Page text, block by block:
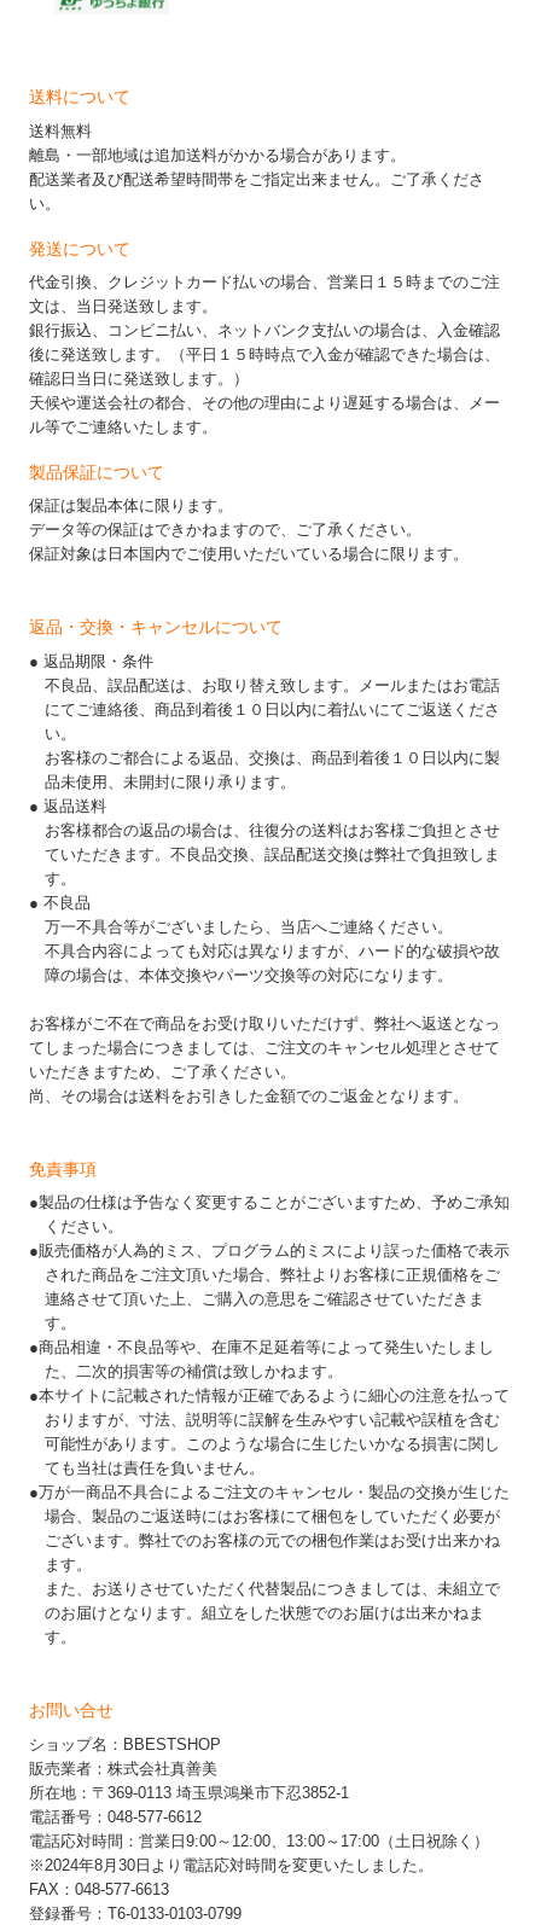
送料について
送料無料
離島・一部地域は追加送料がかかる場合があります。
配送業者及び配送希望時間帯をご指定出来ません。ご了承くださ
い。
発送について
代金引換、クレジットカード払いの場合、営業日１５時までのご注
文は、当日発送致します。
銀行振込、コンビニ払い、ネットバンク支払いの場合は、入金確認
後に発送致します。（平日１５時時点で入金が確認できた場合は、
確認日当日に発送致します。）
天候や運送会社の都合、その他の理由により遅延する場合は、メー
ル等でご連絡いたします。
製品保証について
保証は製品本体に限ります。
データ等の保証はできかねますので、ご了承ください。
保証対象は日本国内でご使用いただいている場合に限ります。
返品・交換・キャンセルについて
● 返品期限・条件
不良品、誤品配送は、お取り替え致します。メールまたはお電話
にてご連絡後、商品到着後１０日以内に着払いにてご返送くださ
い。
お客様のご都合による返品、交換は、商品到着後１０日以内に製
品未使用、未開封に限り承ります。
● 返品送料
お客様都合の返品の場合は、往復分の送料はお客様ご負担とさせ
ていただきます。不良品交換、誤品配送交換は弊社で負担致しま
す。
● 不良品
万一不具合等がございましたら、当店へご連絡ください。
不具合内容によっても対応は異なりますが、ハード的な破損や故
障の場合は、本体交換やパーツ交換等の対応になります。
お客様がご不在で商品をお受け取りいただけず、弊社へ返送となっ
てしまった場合につきましては、ご注文のキャンセル処理とさせて
いただきますため、ご了承ください。
尚、その場合は送料をお引きした金額でのご返金となります。
免責事項
●製品の仕様は予告なく変更することがございますため、予めご承知
ください。
●販売価格が人為的ミス、プログラム的ミスにより誤った価格で表示
された商品をご注文頂いた場合、弊社よりお客様に正規価格をご
連絡させて頂いた上、ご購入の意思をご確認させていただきま
す。
●商品相違・不良品等や、在庫不足延着等によって発生いたしまし
た、二次的損害等の補償は致しかねます。
●本サイトに記載された情報が正確であるように細心の注意を払って
おりますが、寸法、説明等に誤解を生みやすい記載や誤植を含む
可能性があります。このような場合に生じたいかなる損害に関し
ても当社は責任を負いません。
●万が一商品不具合によるご注文のキャンセル・製品の交換が生じた
場合、製品のご返送時にはお客様にて梱包をしていただく必要が
ございます。弊社でのお客様の元での梱包作業はお受け出来かね
ます。
また、お送りさせていただく代替製品につきましては、未組立で
のお届けとなります。組立をした状態でのお届けは出来かねま
す。
お問い合せ
ショップ名：BBESTSHOP
販売業者：株式会社真善美
所在地：〒369-0113 埼玉県鴻巣市下忍3852-1
電話番号：048-577-6612
電話応対時間：営業日9:00～12:00、13:00～17:00（土日祝除く）
※2024年8月30日より電話応対時間を変更いたしました。
FAX：048-577-6613
登録番号：T6-0133-0103-0799